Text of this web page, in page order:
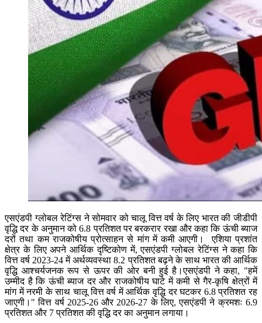
एसएंडपी ग्लोबल रेटिंग्स ने सोमवार को चालू वित्त वर्ष के लिए भारत की जीडीपी
वृद्धि दर के अनुमान को 6.8 प्रतिशत पर बरकरार रखा और कहा कि ऊंची ब्याज
दरों तथा कम राजकोषीय प्रोत्साहन से मांग में कमी आएगी। एशिया प्रशांत
क्षेत्र के लिए अपने आर्थिक दृष्टिकोण में, एसएंडपी ग्लोबल रेटिंग्स ने कहा कि
वित्त वर्ष 2023-24 में अर्थव्यवस्था 8.2 प्रतिशत बढ़ने के साथ भारत की आर्थिक
वृद्धि आश्चर्यजनक रूप से ऊपर की ओर बनी हुई है।एसएंडपी ने कहा, "हमें
उम्मीद है कि ऊंची ब्याज दर और राजकोषीय घाटे में कमी से गैर-कृषि क्षेत्रों में
मांग में नरमी के साथ चालू वित्त वर्ष में आर्थिक वृद्धि दर घटकर 6.8 प्रतिशत रह
जाएगी।" वित्त वर्ष 2025-26 और 2026-27 के लिए, एसएंडपी ने क्रमशः 6.9
प्रतिशत और 7 प्रतिशत की वृद्धि दर का अनुमान लगाया।